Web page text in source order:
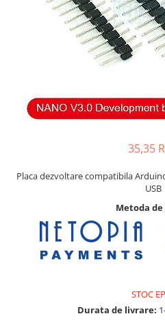
35,35
Placa dezvoltare compatibila
USB
Metoda
STOC
Durata de livrare: